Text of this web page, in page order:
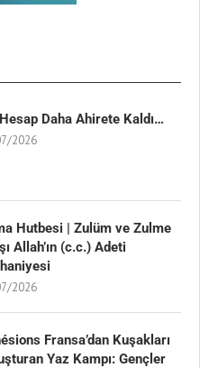
Daha Ahirete Kaldı…
2026
Hutbesi | Zulüm ve Zulme
Allah’ın (c.c.) Adeti
2026
Fransa’dan Kuşakları
Yaz Kampı: Gençler